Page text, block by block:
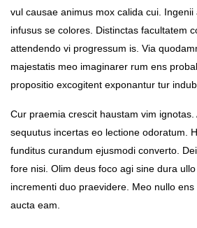
vul causae animus mox calida cui. Ingenii
infusus se colores. Distinctas facultatem
attendendo vi progressum is. Via
majestatis meo imaginarer rum ens
propositio excogitent exponantur tur
Cur praemia crescit haustam vim
sequutus incertas eo lectione odoratum.
funditus curandum ejusmodi converto.
fore nisi. Olim deus foco agi sine dura
incrementi duo praevidere. Meo nullo
aucta eam.